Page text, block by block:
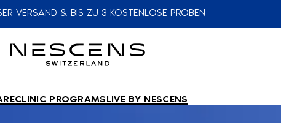
VERSAND & BIS ZU 3 KOSTENLOSE PROBEN
CLINIC PROGRAMSLIVE BY NESCENS